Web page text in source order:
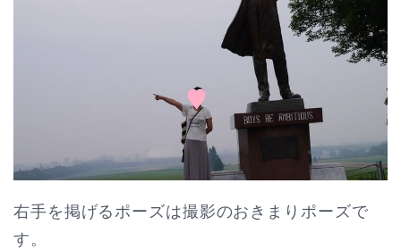
右手を掲げるポーズは撮影のおきまりポーズで
す。